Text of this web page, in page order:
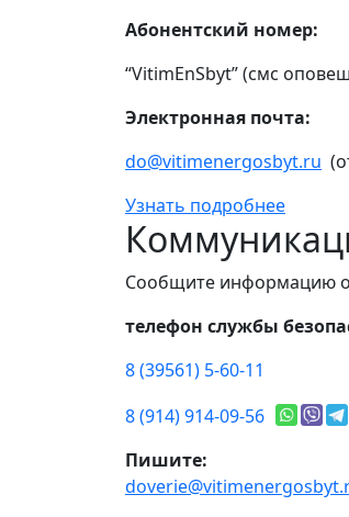
Абонентский номер:
“VitimEnSbyt” (смс
Электронная почта:
do@vitimenergosbyt.ru
Узнать подробнее
Сообщите информацию о
телефон службы
8 (39561) 5-60-11
8 (914) 914-09-56
Пишите: